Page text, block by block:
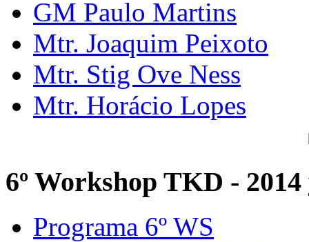
GM Paulo Martins
Mtr. Joaquim Peixoto
Mtr. Stig Ove Ness
Mtr. Horácio Lopes
6º Workshop TKD - 2014
Programa 6º WS